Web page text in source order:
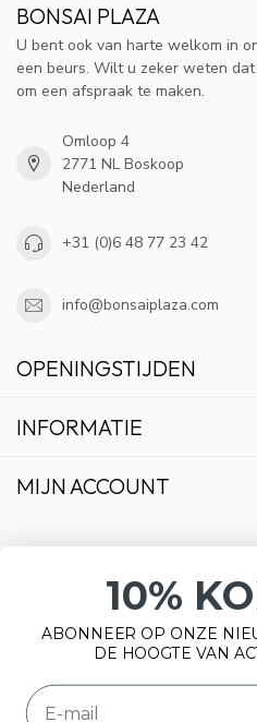
BONSAI PLAZA
U bent ook van harte welkom in
een beurs. Wilt u zeker weten
om een afspraak te maken.
Omloop 4
2771 NL Boskoop
Nederland
+31 (0)6 48 77 23 42
info@bonsaiplaza.com
OPENINGSTIJDEN
INFORMATIE
MIJN ACCOUNT
10%
ABONNEER OP ONZE
DE HOOGTE VAN